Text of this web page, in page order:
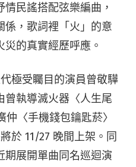
民謠搭配弦樂編曲，
係，歌詞裡「火」的意
的真實經歷呼應。
極受矚目的演員曾敬驊
曾執導滅火器〈人生尾
〈手機錢包鑰匙菸〉
於 11/27 晚間上架。同
期展開單曲同名巡迴演